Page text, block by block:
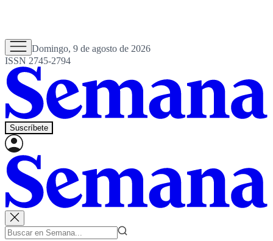
Domingo, 9 de agosto de 2026
ISSN 2745-2794
Suscríbete